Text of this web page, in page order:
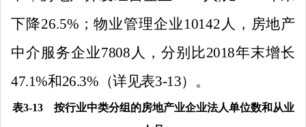
下降26.5% ；物业管理企业10142 人，房地产
中介服务企业7808 人，分别比2018年末增长
47.1%和26.3% （详见表3-13）。
表3-13按行业中类分组的房地产业企业法人单位数和从业